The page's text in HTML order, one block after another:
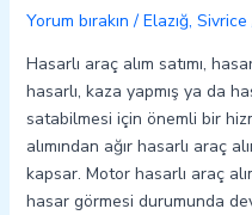
Yorum bırakın / Elazığ, Sivrice
Hasarlı araç alım satımı,
hasarlı, kaza yapmış ya da
satabilmesi için önemli bir
alımından ağır hasarlı araç
kapsar. Motor hasarlı araç
hasar görmesi durumunda